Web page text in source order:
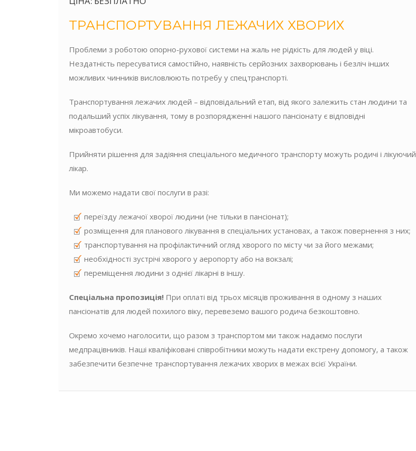
ТРАНСПОРТУВАННЯ ЛЕЖАЧИХ ХВОРИХ
Проблеми з роботою опорно-рухової системи на жаль не рідкість для людей у ​​віці.
Нездатність пересуватися самостійно, наявність серйозних захворювань і безліч інших
можливих чинників висловлюють потребу у спецтранспорті.
Транспортування лежачих людей – відповідальний етап, від якого залежить стан людини та
подальший успіх лікування, тому в розпорядженні нашого пансіонату є відповідні
мікроавтобуси.
Прийняти рішення для задіяння спеціального медичного транспорту можуть родичі і лікуючий
лікар.
Ми можемо надати свої послуги в разі:
переїзду лежачої хворої людини (не тільки в пансіонат);
розміщення для планового лікування в спеціальних установах, а також повернення з них;
транспортування на профілактичний огляд хворого по місту чи за його межами;
необхідності зустрічі хворого у аеропорту або на вокзалі;
переміщення людини з однієї лікарні в іншу.
Спеціальна пропозиція! При оплаті від трьох місяців проживання в одному з наших
пансіонатів для людей похилого віку, перевеземо вашого родича безкоштовно.
Окремо хочемо наголосити, що разом з транспортом ми також надаємо послуги
медпрацівників. Наші кваліфіковані співробітники можуть надати екстрену допомогу, а також
забезпечити безпечне транспортування лежачих хворих в межах всієї України.